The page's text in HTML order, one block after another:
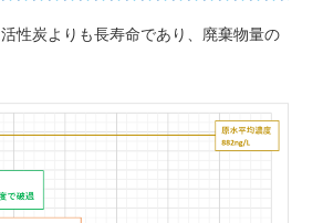
性炭よりも長寿命であり、廃棄物量の